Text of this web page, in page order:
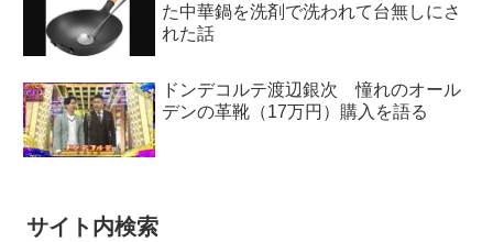
た中華鍋を洗剤で洗われて台無しにさ
れた話
ドンデコルテ渡辺銀次 憧れのオール
デンの革靴（17万円）購入を語る
サイト内検索